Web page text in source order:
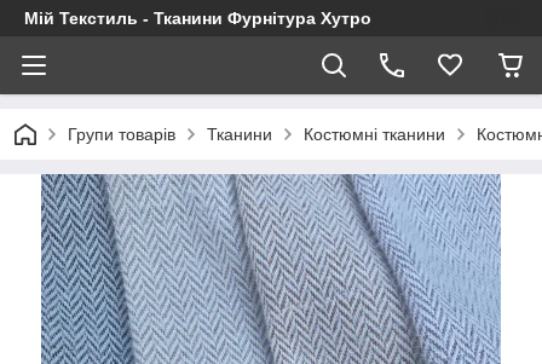
Мій Текстиль - Тканини Фурнітура Хутро
Групи товарів Тканини Костюмні тканини